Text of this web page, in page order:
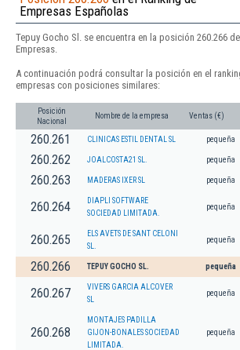
Empresas Españolas
Tepuy Gocho Sl. se encuentra en la posición 260.266
Empresas.
A continuación podrá consultar la posición en el
empresas con posiciones similares:
Posición
Nacional
Nombre de la empresa Ventas (€)
260.261 CLINICAS ESTIL DENTAL SL pequeña
260.262 JOALCOSTA21 SL. pequeña
260.263 MADERAS IXER SL pequeña
260.264
DIAPLI SOFTWARE
SOCIEDAD LIMITADA.
pequeña
260.265
ELS AVETS DE SANT CELONI
SL.
pequeña
260.266 TEPUY GOCHO SL. pequeña
260.267
VIVERS GARCIA ALCOVER
SL
pequeña
260.268
MONTAJES PADILLA
GIJON-BONALES SOCIEDAD
LIMITADA.
pequeña